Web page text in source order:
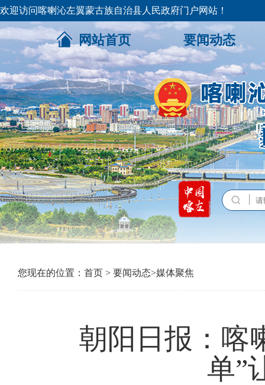
欢迎访问喀喇沁左翼蒙古族自治县人民政府门户网站！
网站首页 要闻动态
您现在的位置： 首页 > 要闻动态>媒体聚焦
朝阳日报：喀
单”